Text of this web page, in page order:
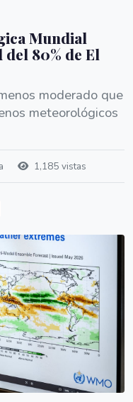
Mundial
80% de El
moderado que
meteorológicos
1,185 vistas